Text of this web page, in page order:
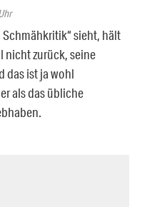
sieht, hält
nicht zurück, seine
das ist ja wohl
als das übliche